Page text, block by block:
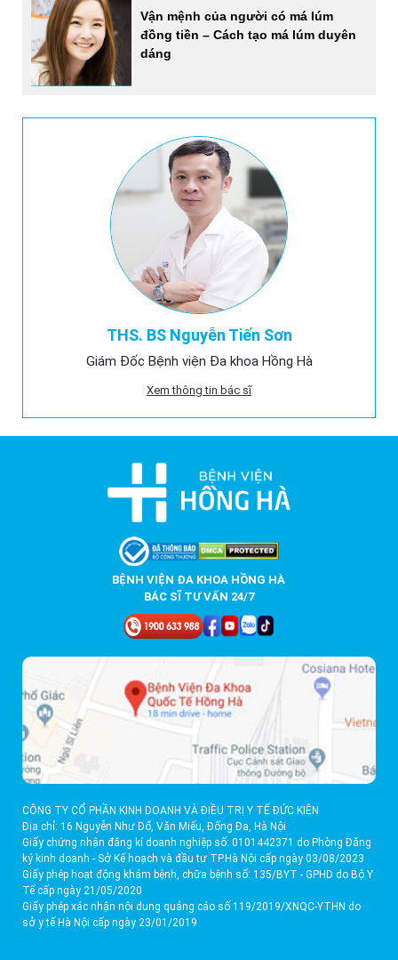
THS. BS Nguyễn Tiến Sơn
Giám Đốc Bệnh viện Đa khoa Hồng Hà
Xem thông tin bác sĩ
Vận mệnh của người có má lúm
đồng tiền – Cách tạo má lúm duyên
dáng
BỆNH VIỆN ĐA KHOA HỒNG HÀ
BÁC SĨ TƯ VẤN 24/7
CÔNG TY CỔ PHẦN KINH DOANH VÀ ĐIỀU TRỊ Y TẾ ĐỨC KIÊN
Địa chỉ: 16 Nguyễn Như Đổ, Văn Miếu, Đống Đa, Hà Nội
Giấy chứng nhận đăng kí doanh nghiệp số: 0101442371 do Phòng Đăng
ký kinh doanh - Sở Kế hoạch và đầu tư TP.Hà Nội cấp ngày 03/08/2023
Giấy phép hoạt động khám bệnh, chữa bệnh số: 135/BYT - GPHD do Bộ Y
Tế cấp ngày 21/05/2020
Giấy phép xác nhận nội dung quảng cáo số 119/2019/XNQC-YTHN do
sở y tế Hà Nội cấp ngày 23/01/2019